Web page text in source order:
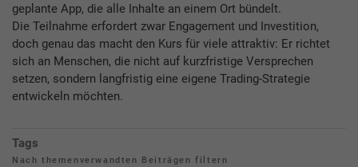
geplante App, die alle Inhalte an einem Ort bündelt.
Die Teilnahme erfordert zwar Engagement und Investition,
doch genau das macht den Kurs für viele attraktiv: Er richtet
sich an Menschen, die nicht auf kurzfristige Versprechen
setzen, sondern langfristig eine eigene Trading-Strategie
entwickeln möchten.
Tags
Nach themenverwandten Beiträgen filtern